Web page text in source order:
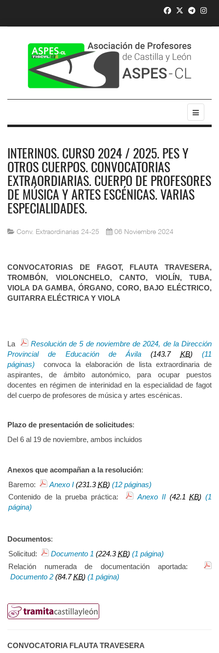
INTERINOS. CURSO 2024 / 2025. PES Y
OTROS CUERPOS. CONVOCATORIAS
EXTRAORDIARIAS. CUERPO DE PROFESORES
DE MÚSICA Y ARTES ESCÉNICAS. VARIAS
ESPECIALIDADES.
Conv. Extraordinarias 24-25 06 Noviembre 2024
CONVOCATORIAS DE FAGOT, FLAUTA TRAVESERA,
TROMBÓN, VIOLONCHELO, CANTO, VIOLÍN, TUBA,
VIOLA DA GAMBA, ÓRGANO, CORO, BAJO ELÉCTRICO,
GUITARRA ELÉCTRICA Y VIOLA
La
Resolución de 5 de noviembre de 2024, de la Dirección
Provincial de Educación de Ávila (143.7 KB) (11
páginas)
convoca la elaboración de lista extraordinaria de
aspirantes, de ámbito autonómico, para ocupar puestos
docentes en régimen de interinidad en la especialidad de fagot
del cuerpo de profesores de música y artes escénicas.
Plazo de presentación de solicitudes:
Del 6 al 19 de noviembre, ambos incluidos
Anexos que acompañan a la resolución:
Baremo:
Anexo I (231.3KB) (12 páginas)
Contenido de la prueba práctica:
Anexo II(42.1KB) (1
página)
Documentos:
Solicitud:
Documento 1 (224.3KB) (1 página)
Relación numerada de documentación aportada:
Documento 2 (84.7KB) (1 página)
CONVOCATORIA FLAUTA TRAVESERA